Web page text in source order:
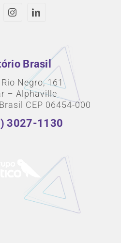
Brasil
Negro, 161
– Alphaville
CEP 06454-000
3027-1130